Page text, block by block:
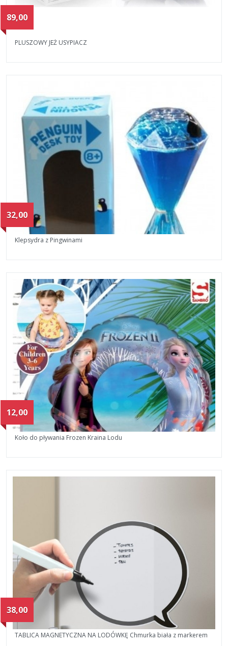
89,00
PLUSZOWY JEŻ USYPIACZ
32,00
Klepsydra z Pingwinami
12,00
Koło do pływania Frozen Kraina Lodu
38,00
TABLICA MAGNETYCZNA NA LODÓWKĘ Chmurka biała z markerem